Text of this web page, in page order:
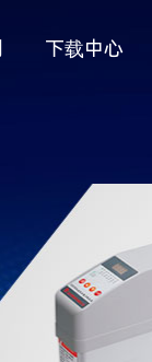
下载中心